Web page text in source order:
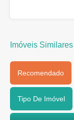
Imóveis Similares
Recomendado
Tipo De Imóvel